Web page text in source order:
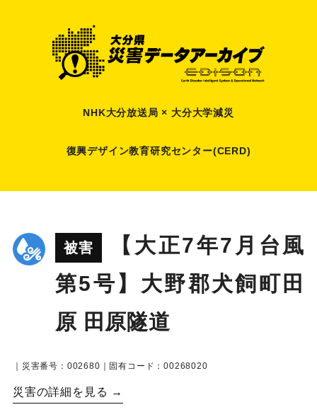
NHK大分放送局 × 大分大学減災
復興デザイン教育研究センター(CERD)
被害
【大正7年7月台風
第5号】大野郡犬飼町田
原 田原隧道
｜災害番号：002680｜固有コード：00268020
災害の詳細を見る →